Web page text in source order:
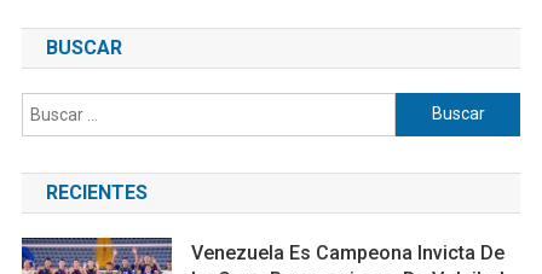
BUSCAR
Buscar:
RECIENTES
Venezuela Es Campeona Invicta De